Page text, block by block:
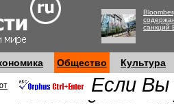
санкций
Общество Культура
Если Вы